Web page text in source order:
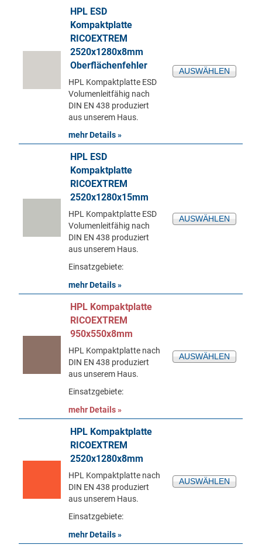
HPL ESD
Kompaktplatte
RICOEXTREM
2520x1280x8mm
Oberflächenfehler
HPL Kompaktplatte ESD
Volumenleitfähig nach
DIN EN 438 produziert
aus unserem Haus.
mehr Details »
AUSWÄHLEN
HPL ESD
Kompaktplatte
RICOEXTREM
2520x1280x15mm
HPL Kompaktplatte ESD
Volumenleitfähig nach
DIN EN 438 produziert
aus unserem Haus.
Einsatzgebiete:
mehr Details »
AUSWÄHLEN
HPL Kompaktplatte
RICOEXTREM
950x550x8mm
HPL Kompaktplatte nach
DIN EN 438 produziert
aus unserem Haus.
Einsatzgebiete:
mehr Details »
AUSWÄHLEN
HPL Kompaktplatte
RICOEXTREM
2520x1280x8mm
HPL Kompaktplatte nach
DIN EN 438 produziert
aus unserem Haus.
Einsatzgebiete:
mehr Details »
AUSWÄHLEN